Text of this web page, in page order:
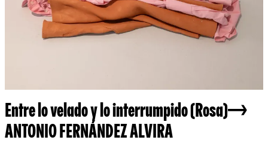
Entre lo velado y lo interrumpido (Rosa)
ANTONIO FERNÁNDEZ ALVIRA